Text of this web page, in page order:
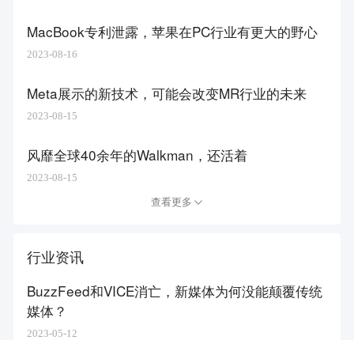
MacBook专利泄露，苹果在PC行业有更大的野心
2023-08-16
Meta展示的新技术，可能会改变MR行业的未来
2023-08-15
风靡全球40余年的Walkman，还活着
2023-08-15
查看更多
行业资讯
BuzzFeed和VICE消亡，新媒体为何没能颠覆传统
媒体？
2023-05-12